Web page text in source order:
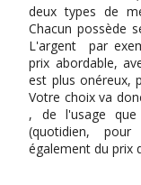
deux types de
Chacun possède
L'argent par
prix abordable,
est plus onéreux,
Votre choix va
, de l'usage que
(quotidien,
également du prix